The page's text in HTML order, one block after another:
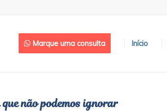
Marque uma consulta Início
não podemos ignorar